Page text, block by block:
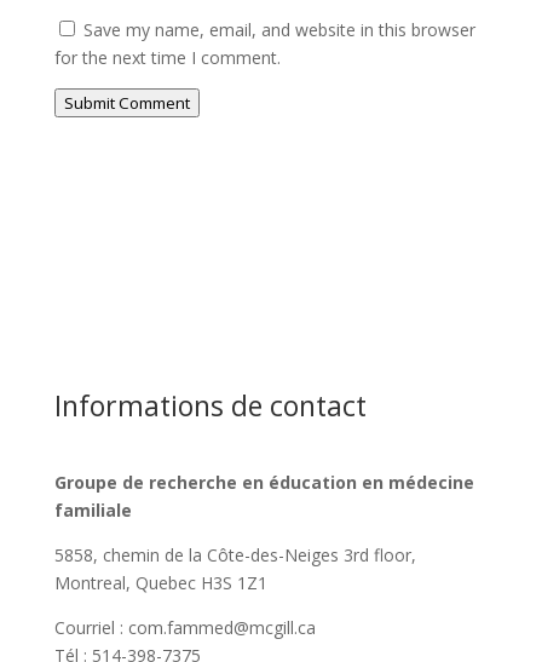
Save my name, email, and website in this browser
for the next time I comment.
Submit Comment
Informations de contact
Groupe de recherche en éducation en médecine
familiale
5858, chemin de la Côte-des-Neiges 3rd floor,
Montreal, Quebec H3S 1Z1
Courriel : com.fammed@mcgill.ca
Tél : 514-398-7375